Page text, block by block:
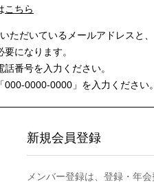
こちら
ただいているメールアドレスと、
要になります。
番号を入力ください。
「000-0000-0000」を入力ください。
新規会員登録
メンバー登録は、登録・年会